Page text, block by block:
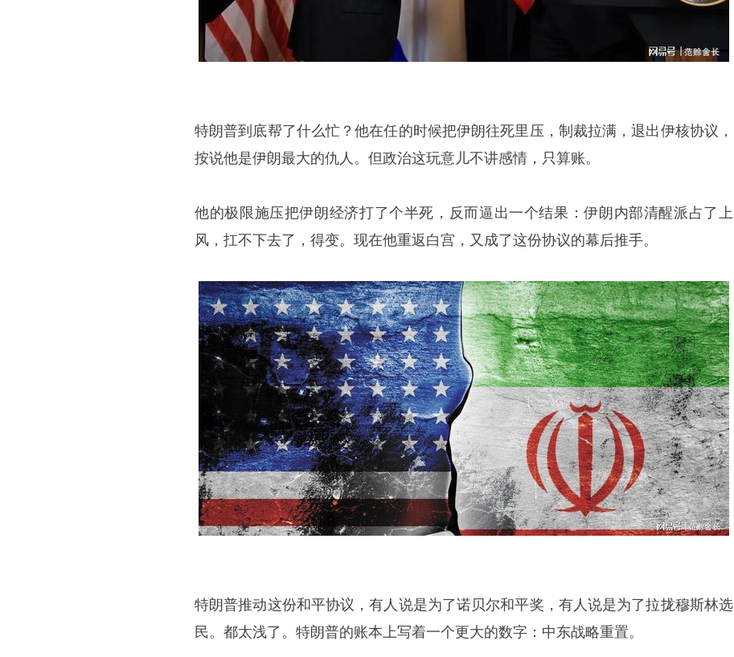
特朗普到底帮了什么忙？他在任的时候把伊朗往死里压，制裁拉满，退出伊核协议，
按说他是伊朗最大的仇人。但政治这玩意儿不讲感情，只算账。
他的极限施压把伊朗经济打了个半死，反而逼出一个结果：伊朗内部清醒派占了上
风，扛不下去了，得变。现在他重返白宫，又成了这份协议的幕后推手。
特朗普推动这份和平协议，有人说是为了诺贝尔和平奖，有人说是为了拉拢穆斯林选
民。都太浅了。特朗普的账本上写着一个更大的数字：中东战略重置。